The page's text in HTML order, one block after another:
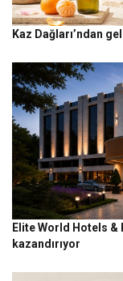
Kaz Dağları’ndan
Elite World Hotels &
kazandırıyor